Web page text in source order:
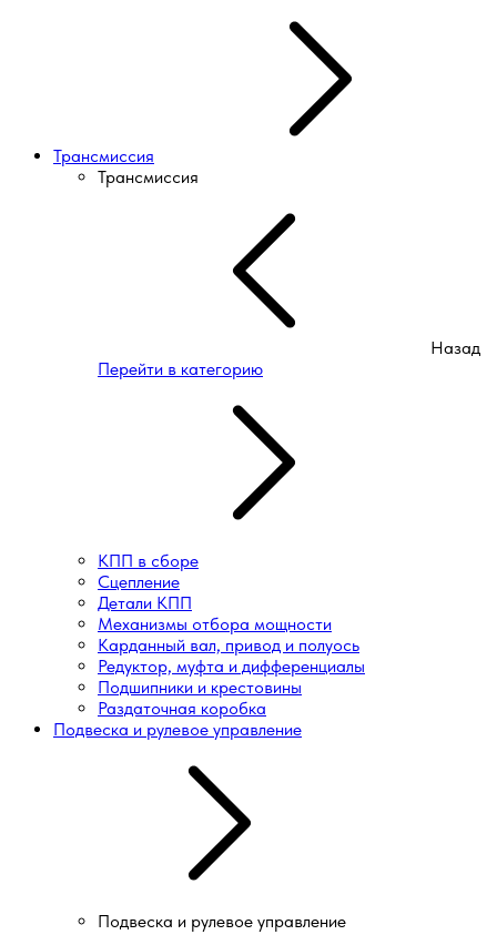
Трансмиссия
Трансмиссия
Назад
Перейти в категорию
КПП в сборе
Сцепление
Детали КПП
Механизмы отбора мощности
Карданный вал, привод и полуось
Редуктор, муфта и дифференциалы
Подшипники и крестовины
Раздаточная коробка
Подвеска и рулевое управление
Подвеска и рулевое управление